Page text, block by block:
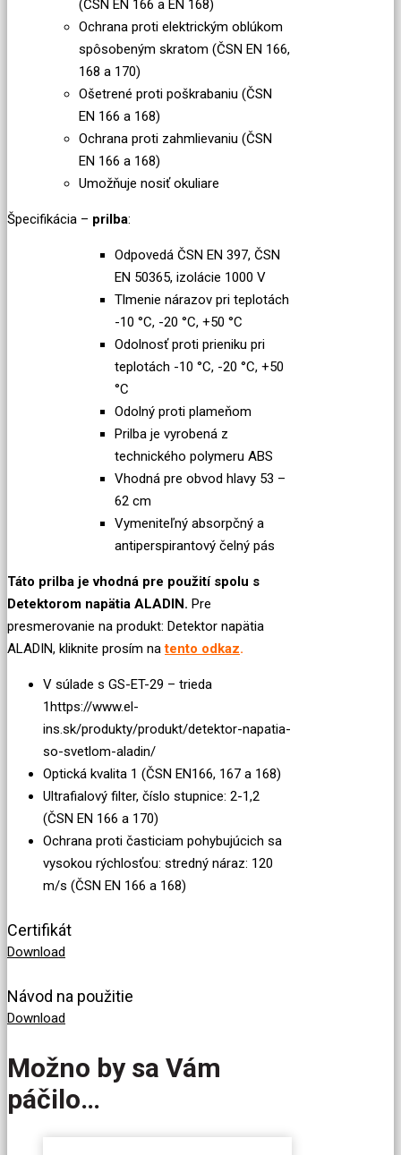
(ČSN EN 166 a EN 168)
Ochrana proti elektrickým oblúkom
spôsobeným skratom (ČSN EN 166,
168 a 170)
Ošetrené proti poškrabaniu (ČSN
EN 166 a 168)
Ochrana proti zahmlievaniu (ČSN
EN 166 a 168)
Umožňuje nosiť okuliare
Špecifikácia – prilba:
Odpovedá ČSN EN 397, ČSN
EN 50365, izolácie 1000 V
Tlmenie nárazov pri teplotách
-10 °C, -20 °C, +50 °C
Odolnosť proti prieniku pri
teplotách -10 °C, -20 °C, +50
°C
Odolný proti plameňom
Prilba je vyrobená z
technického polymeru ABS
Vhodná pre obvod hlavy 53 –
62 cm
Vymeniteľný absorpčný a
antiperspirantový čelný pás
Táto prilba je vhodná pre použití spolu s
Detektorom napätia ALADIN. Pre
presmerovanie na produkt: Detektor napätia
ALADIN, kliknite prosím na tento odkaz.
V súlade s GS-ET-29 – trieda
1https://www.el-
ins.sk/produkty/produkt/detektor-napatia-
so-svetlom-aladin/
Optická kvalita 1 (ČSN EN166, 167 a 168)
Ultrafialový filter, číslo stupnice: 2-1,2
(ČSN EN 166 a 170)
Ochrana proti časticiam pohybujúcich sa
vysokou rýchlosťou: stredný náraz: 120
m/s (ČSN EN 166 a 168)
Certifikát
Download
Návod na použitie
Download
Možno by sa Vám
páčilo…